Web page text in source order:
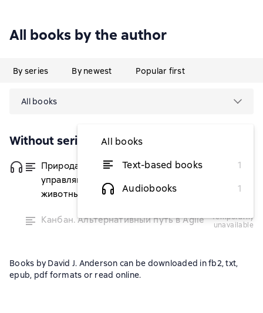
All books by the author
By series By newest Popular first
All books
All books
Text-based books
1
Audiobooks
1
Without series
Природа зверя: Как эмоции
управляют людьми и другими
животными
from $6.68
Канбан. Альтернативный путь в Agile
temporarily
unavailable
Books by David J. Anderson can be downloaded in fb2, txt,
epub, pdf formats or read online.